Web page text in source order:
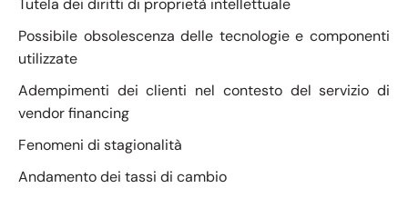
Tutela dei diritti di proprietà intellettuale
Possibile obsolescenza delle tecnologie e componenti
utilizzate
Adempimenti dei clienti nel contesto del servizio di
vendor financing
Fenomeni di stagionalità
Andamento dei tassi di cambio